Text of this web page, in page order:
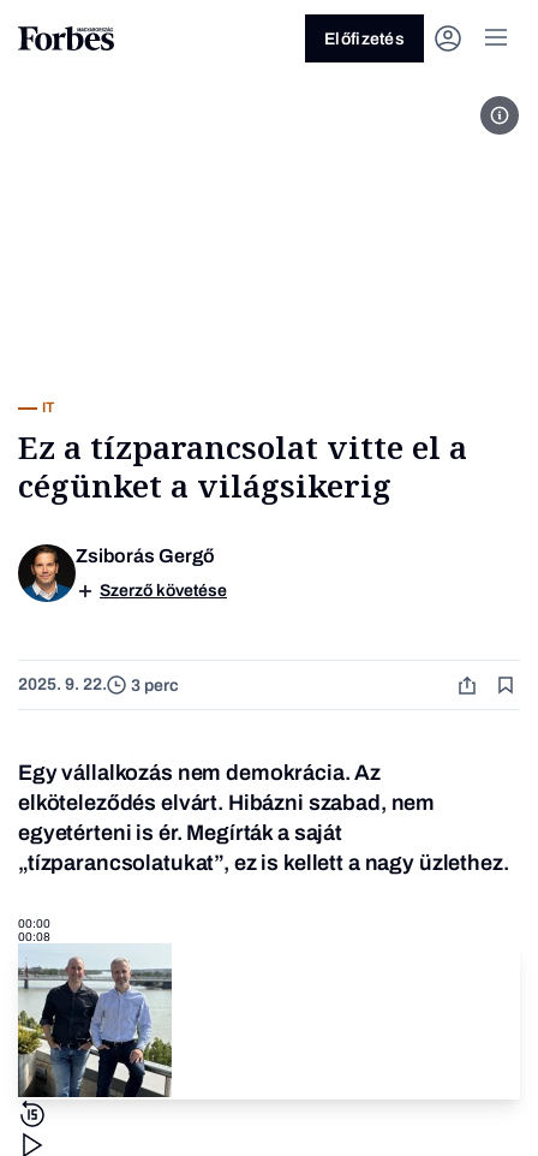
Előfizetés
IT
Ez a tízparancsolat vitte el a
cégünket a világsikerig
Zsiborás Gergő
Szerző követése
2025. 9. 22. 3 perc
Egy vállalkozás nem demokrácia. Az
elköteleződés elvárt. Hibázni szabad, nem
egyetérteni is ér. Megírták a saját
„tízparancsolatukat”, ez is kellett a nagy üzlethez.
00:00
00:08